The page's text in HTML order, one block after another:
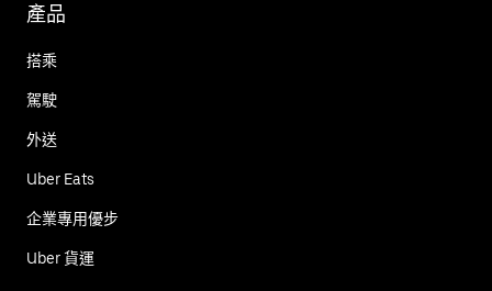
產品
搭乘
駕駛
外送
Uber Eats
企業專用優步
Uber 貨運